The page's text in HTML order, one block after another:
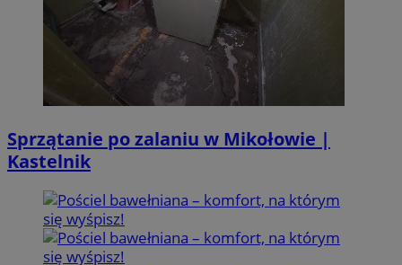
Sprzątanie po zalaniu w Mikołowie |
Kastelnik